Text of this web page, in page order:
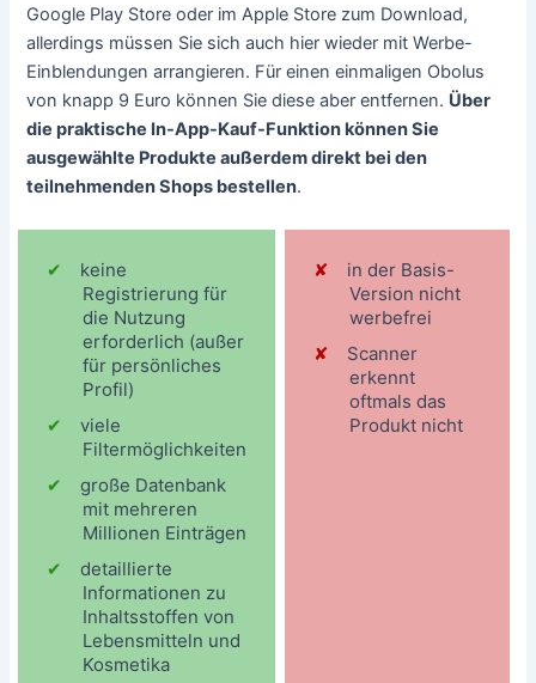
Google Play Store oder im Apple Store zum Download,
allerdings müssen Sie sich auch hier wieder mit Werbe-
Einblendungen arrangieren. Für einen einmaligen Obolus
von knapp 9 Euro können Sie diese aber entfernen. Über
die praktische In-App-Kauf-Funktion können Sie
ausgewählte Produkte außerdem direkt bei den
teilnehmenden Shops bestellen.
keine
Registrierung für
die Nutzung
erforderlich (außer
für persönliches
Profil)
viele
Filtermöglichkeiten
große Datenbank
mit mehreren
Millionen Einträgen
detaillierte
Informationen zu
Inhaltsstoffen von
Lebensmitteln und
Kosmetika
in der Basis-
Version nicht
werbefrei
Scanner
erkennt
oftmals das
Produkt nicht